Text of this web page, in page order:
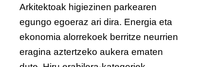
Arkitektoak higiezinen parkearen
egungo egoeraz ari dira. Energia eta
ekonomia alorrekoek berritze neurrien
eragina aztertzeko aukera ematen